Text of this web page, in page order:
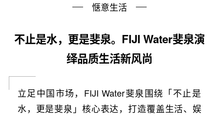
惬意生活
不止是水，更是斐泉。FIJI Water斐泉演
绎品质生活新风尚
立足中国市场，FIJI Water斐泉围绕「不止是
水，更是斐泉」核心表达，打造覆盖生活、娱